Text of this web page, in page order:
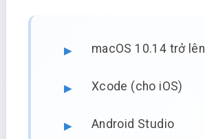
macOS 10.14 trở lên
Xcode (cho iOS)
Android Studio